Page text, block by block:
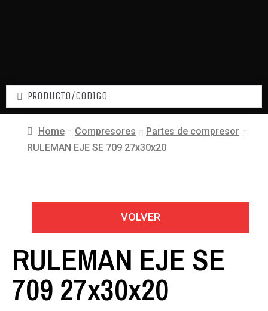
Home Compresores
Partes de compresor
RULEMAN EJE SE 709 27x30x20
VOLVER
RULEMAN EJE SE
709 27x30x20